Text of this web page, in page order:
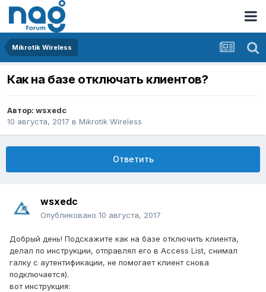
Mikrotik Wireless
Как на базе отключать клиентов?
Автор: wsxedc
10 августа, 2017 в Mikrotik Wireless
Ответить
wsxedc
Опубликовано 10 августа, 2017
Добрый день! Подскажите как на базе отключить клиента,
делал по инструкции, отправлял его в Access List, снимал
галку с аутентификации, не помогает клиент снова
подключается).
вот инструкция: